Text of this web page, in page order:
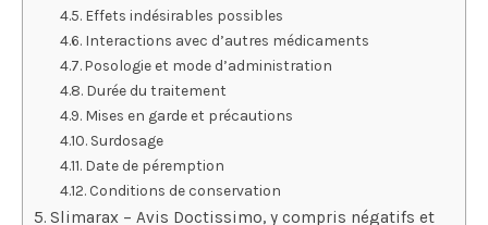
Effets indésirables possibles
Interactions avec d’autres médicaments
Posologie et mode d’administration
Durée du traitement
Mises en garde et précautions
Surdosage
Date de péremption
Conditions de conservation
Slimarax – Avis Doctissimo, y compris négatifs et